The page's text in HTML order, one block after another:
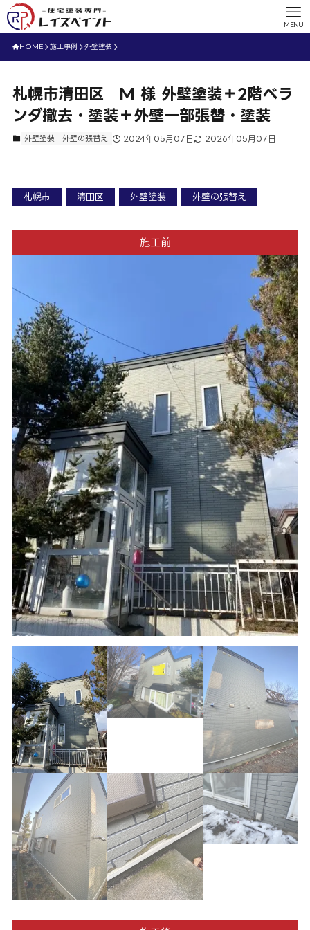
MENU
HOME 施工事例 外壁塗装
札幌市清田区 M 様 外壁塗装＋2階ベラ
ンダ撤去・塗装＋外壁一部張替・塗装
外壁塗装 外壁の張替え 2024年05月07日 2026年05月07日
札幌市 清田区 外壁塗装 外壁の張替え
施工前